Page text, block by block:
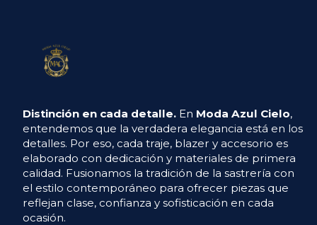
Distinción en cada detalle. En Moda Azul Cielo,
entendemos que la verdadera elegancia está en los
detalles. Por eso, cada traje, blazer y accesorio es
elaborado con dedicación y materiales de primera
calidad. Fusionamos la tradición de la sastrería con
el estilo contemporáneo para ofrecer piezas que
reflejan clase, confianza y sofisticación en cada
ocasión.